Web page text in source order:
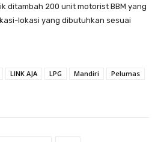
ditambah 200 unit motorist BBM yang
lokasi yang dibutuhkan sesuai
LINK AJA LPG Mandiri
Pelumas